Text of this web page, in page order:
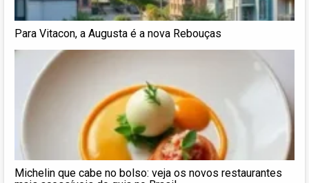
Para Vitacon, a Augusta é a nova Rebouças
Michelin que cabe no bolso: veja os novos restaurantes